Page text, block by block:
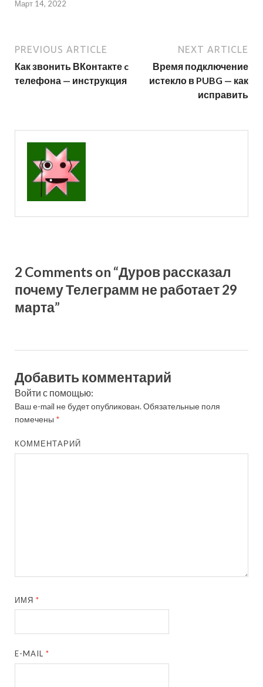
Март 14, 2022
PREVIOUS ARTICLE
Как звонить ВКонтакте c
телефона — инструкция
NEXT ARTICLE
Время подключение
истекло в PUBG — как
исправить
2 Comments on “Дуров рассказал
почему Телеграмм не работает 29
марта”
Добавить комментарий
Войти с помощью:
Ваш e-mail не будет опубликован.Обязательные поля
помечены *
КОММЕНТАРИЙ
ИМЯ*
E-MAIL*